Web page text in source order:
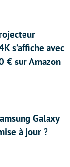
s’affiche avec
€ sur Amazon
Galaxy
à jour ?